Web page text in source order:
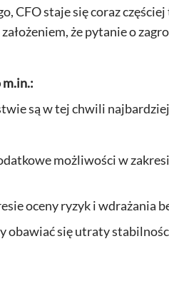
CFO staje się coraz
że pytanie o
są w tej chwili
możliwości w
oceny ryzyk i wdrażania
obawiać się utraty